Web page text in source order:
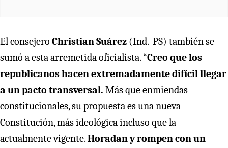
El consejero Christian Suárez (Ind.-PS) también se
sumó a esta arremetida oficialista. “Creo que los
republicanos hacen extremadamente difícil llegar
a un pacto transversal. Más que enmiendas
constitucionales, su propuesta es una nueva
Constitución, más ideológica incluso que la
actualmente vigente.Horadan y rompen con un